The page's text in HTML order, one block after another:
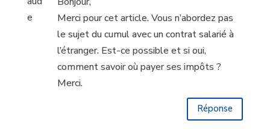
Merci pour cet article. Vous n’abordez pas
le sujet du cumul avec un contrat salarié à
l’étranger. Est-ce possible et si oui,
comment savoir où payer ses impôts ?
Merci.
Réponse